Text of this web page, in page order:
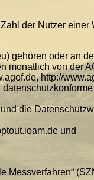
der Nutzer einer
gehören oder an
monatlich von der
http://
die
und
Messverfahren“